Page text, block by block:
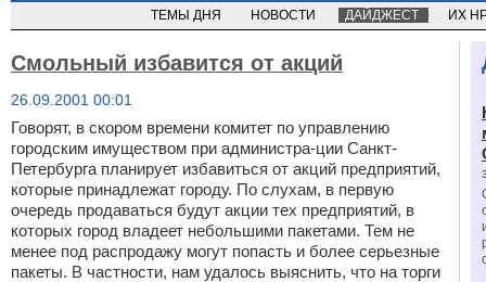
ТЕМЫ ДНЯ НОВОСТИ ДАЙДЖЕСТ ИХ
Смольный избавится от акций
26.09.2001 00:01
Говорят, в скором времени комитет по управлению
городским имуществом при администра-ции Санкт-
Петербурга планирует избавиться от акций предприятий,
которые принадлежат городу. По слухам, в первую
очередь продаваться будут акции тех предприятий, в
которых город владеет небольшими пакетами. Тем не
менее под распродажу могут попасть и более серьезные
пакеты. В частности, нам удалось выяснить, что на торги